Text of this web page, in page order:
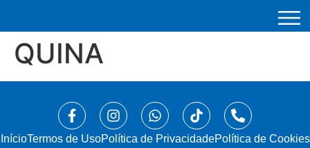
QUINA
Início⁠Termos de UsoPolítica de PrivacidadePolítica de Cookies